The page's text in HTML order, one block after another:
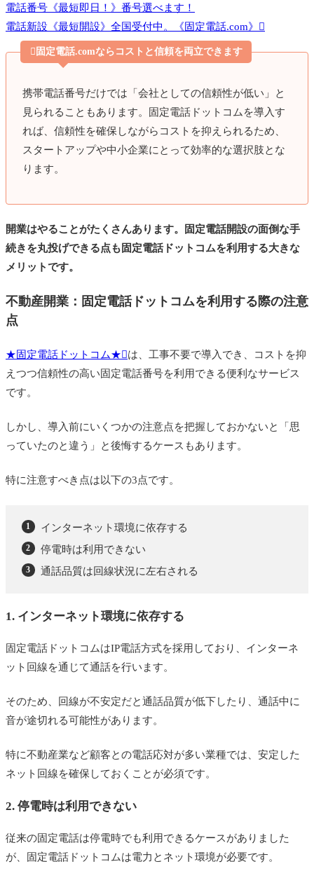
電話番号《最短即日！》番号選べます！
電話新設《最短開設》全国受付中。《固定電話.com》
 固定電話.comならコストと信頼を両立できます
携帯電話番号だけでは「会社としての信頼性が低い」と
見られることもあります。固定電話ドットコムを導入す
れば、信頼性を確保しながらコストを抑えられるため、
スタートアップや中小企業にとって効率的な選択肢とな
ります。
開業はやることがたくさんあります。固定電話開設の面倒な手
続きを丸投げできる点も固定電話ドットコムを利用する大きな
メリットです。
不動産開業：固定電話ドットコムを利用する際の注意
点
★固定電話ドットコム★
は、工事不要で導入でき、コストを抑
えつつ信頼性の高い固定電話番号を利用できる便利なサービス
です。
しかし、導入前にいくつかの注意点を把握しておかないと「思
っていたのと違う」と後悔するケースもあります。
特に注意すべき点は以下の3点です。
インターネット環境に依存する
停電時は利用できない
通話品質は回線状況に左右される
1. インターネット環境に依存する
固定電話ドットコムはIP電話方式を採用しており、インターネ
ット回線を通じて通話を行います。
そのため、回線が不安定だと通話品質が低下したり、通話中に
音が途切れる可能性があります。
特に不動産業など顧客との電話応対が多い業種では、安定した
ネット回線を確保しておくことが必須です。
2. 停電時は利用できない
従来の固定電話は停電時でも利用できるケースがありました
が、固定電話ドットコムは電力とネット環境が必要です。